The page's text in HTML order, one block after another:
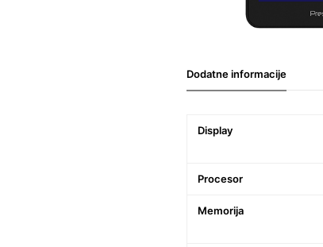
Dodatne informacije
Display
Procesor
Memorija